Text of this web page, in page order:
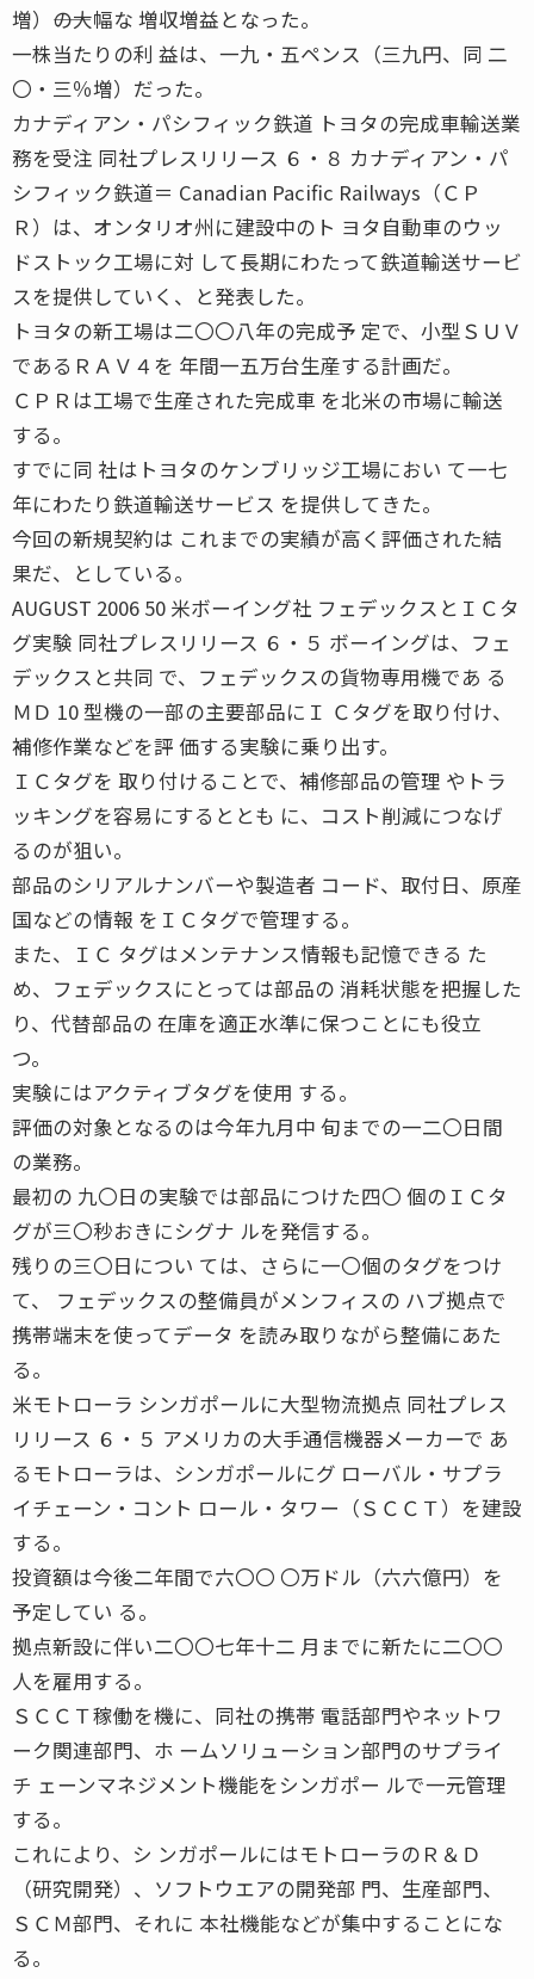
増）――の大幅な 増収増益となった。
一株当たりの利 益は、一九・五ペンス（三九円、同 二
〇・三％増）だった。
カナディアン・パシフィック鉄道 トヨタの完成車輸送業
務を受注 同社プレスリリース ６・８ カナディアン・パ
シフィック鉄道＝ Canadian Pacific Railways（ＣＰ
Ｒ）は、オンタリオ州に建設中のト ヨタ自動車のウッ
ドストック工場に対 して長期にわたって鉄道輸送サービ
スを提供していく、と発表した。
トヨタの新工場は二〇〇八年の完成予 定で、小型ＳＵＶ
であるＲＡＶ４を 年間一五万台生産する計画だ。
ＣＰＲは工場で生産された完成車 を北米の市場に輸送
する。
すでに同 社はトヨタのケンブリッジ工場におい て一七
年にわたり鉄道輸送サービス を提供してきた。
今回の新規契約は これまでの実績が高く評価された結
果だ、としている。
AUGUST 2006 50 米ボーイング社 フェデックスとＩＣタ
グ実験 同社プレスリリース ６・５ ボーイングは、フェ
デックスと共同 で、フェデックスの貨物専用機であ る
ＭＤ 10 型機の一部の主要部品にＩ Ｃタグを取り付け、
補修作業などを評 価する実験に乗り出す。
ＩＣタグを 取り付けることで、補修部品の管理 やトラ
ッキングを容易にするととも に、コスト削減につなげ
るのが狙い。
部品のシリアルナンバーや製造者 コード、取付日、原産
国などの情報 をＩＣタグで管理する。
また、ＩＣ タグはメンテナンス情報も記憶できる た
め、フェデックスにとっては部品の 消耗状態を把握した
り、代替部品の 在庫を適正水準に保つことにも役立
つ。
実験にはアクティブタグを使用 する。
評価の対象となるのは今年九月中 旬までの一二〇日間
の業務。
最初の 九〇日の実験では部品につけた四〇 個のＩＣタ
グが三〇秒おきにシグナ ルを発信する。
残りの三〇日につい ては、さらに一〇個のタグをつけ
て、 フェデックスの整備員がメンフィスの ハブ拠点で
携帯端末を使ってデータ を読み取りながら整備にあた
る。
米モトローラ シンガポールに大型物流拠点 同社プレス
リリース ６・５ アメリカの大手通信機器メーカーで あ
るモトローラは、シンガポールにグ ローバル・サプラ
イチェーン・コント ロール・タワー（ＳＣＣＴ）を建設
する。
投資額は今後二年間で六〇〇 〇万ドル（六六億円）を
予定してい る。
拠点新設に伴い二〇〇七年十二 月までに新たに二〇〇
人を雇用する。
ＳＣＣＴ稼働を機に、同社の携帯 電話部門やネットワ
ーク関連部門、ホ ームソリューション部門のサプライ
チ ェーンマネジメント機能をシンガポー ルで一元管理
する。
これにより、シ ンガポールにはモトローラのＲ＆Ｄ
（研究開発）、ソフトウエアの開発部 門、生産部門、
ＳＣＭ部門、それに 本社機能などが集中することにな
る。